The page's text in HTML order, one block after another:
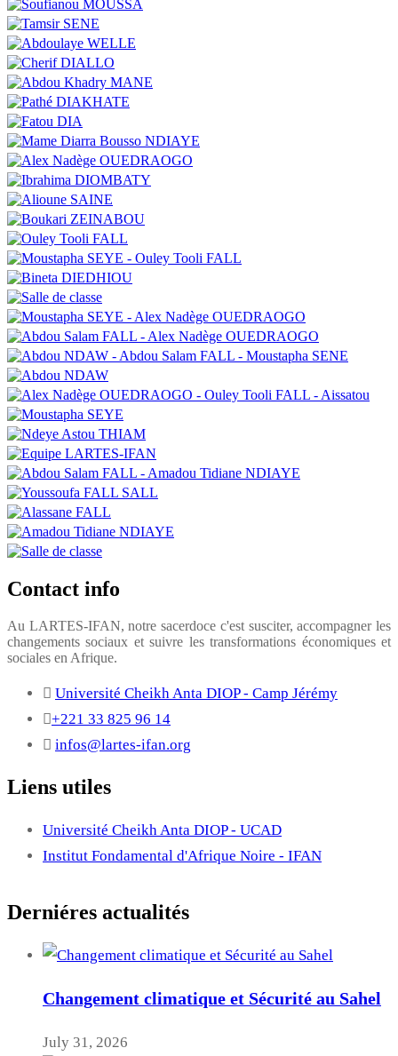
Image
Image
Image
Image
Image
Image
Image
Image
Image
Image
Image
Image
Image
Image
Image
Image
Image
Image
Image
Image
Image
Image
Image
Image
Image
Image
Image
Image
Image
Contact info
Au LARTES-IFAN, notre sacerdoce c'est susciter, accompagner les
changements sociaux et suivre les transformations économiques et
sociales en Afrique.
Université Cheikh Anta DIOP - Camp Jérémy
+221 33 825 96 14
infos@lartes-ifan.org
Liens utiles
Université Cheikh Anta DIOP - UCAD
Institut Fondamental d'Afrique Noire - IFAN
Derniéres actualités
Changement climatique et Sécurité au Sahel
July 31, 2026